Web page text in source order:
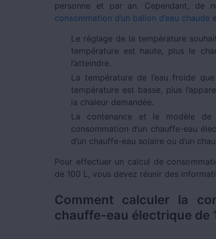
personne et par an. Cependant, de
consommation d’un ballon d’eau chaude
Le réglage de la température
température est haute, plus le
l’atteindre.
La température de l’eau froide
température est basse, plus
la chaleur demandée.
La contenance et le modèle de
consommation d’un chauffe-eau
d’un chauffe-eau solaire ou d’un
Pour effectuer un calcul de
de 100 L, vous devez réunir des
Comment calculer la
chauffe-eau électrique de